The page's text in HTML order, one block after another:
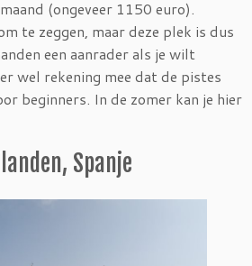
(ongeveer 1150 euro).
te zeggen, maar deze plek is dus
een aanrader als je wilt
wel rekening mee dat de pistes
beginners. In de zomer kan je hier
Spanje